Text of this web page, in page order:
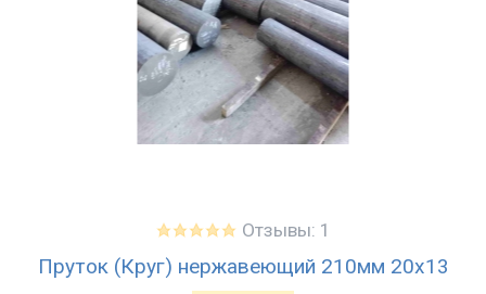
Отзывы: 1
Пруток (Круг) нержавеющий 210мм 20х13